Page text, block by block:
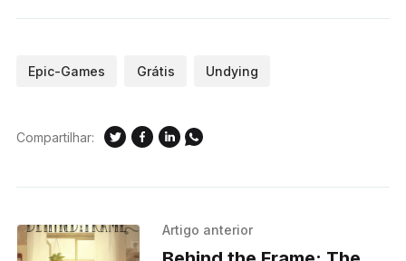
Epic-Games Grátis Undying
Compartilhar:
Artigo anterior